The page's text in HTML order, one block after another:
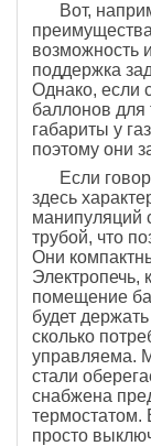
Вот,
возможность
поддержка
Однако, если
баллонов для
габариты у
поэтому они
Если
здесь
манипуляций
трубой, что
Они
Электропечь,
помещение
будет
сколько
управляема.
стали
снабжена
термостатом.
просто